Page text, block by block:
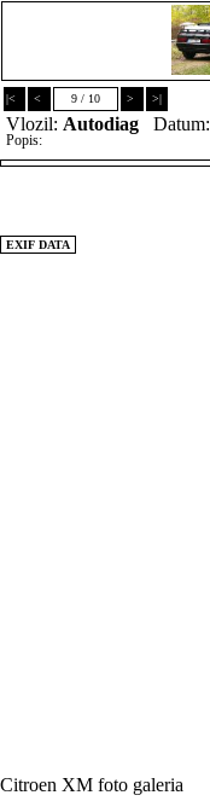
|< < 9 / 10 > >|
Vlozil: Autodiag Datum:
Popis:
EXIF DATA
Citroen XM foto galeria